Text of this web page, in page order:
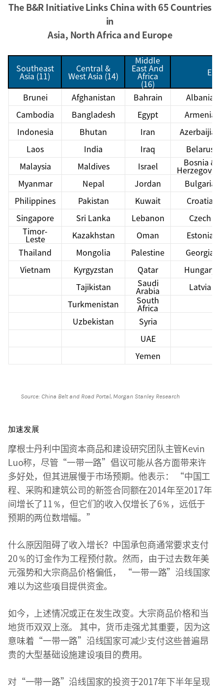
The B&R Initiative Links China with 65 Countries
in
Asia, North Africa and Europe
Southeast
Asia (11)
Central &
West Asia (14)
Middle
East And
Africa
(16)
Brunei Afghanistan Bahrain
Albania
Cambodia
Bangladesh Egypt
Armenia
Indonesia
Bhutan Iran
Azerbaijian
Laos
India Iraq
Belarus
Malaysia
Maldives Israel Bosnia &
Myanmar
Nepal Jordan
Bulgaria
Philippines
Pakistan Kuwait
Croatia
Singapore
Sri Lanka Lebanon
Czech
Timor-
Leste Kazakhstan Oman
Estonia
Thailand
Mongolia Palestine
Georgia
Vietnam
Kyrgyzstan Qatar
Hungary
Tajikistan
Saudi
Arabia
Latvia
Turkmenistan
South
Africa
Uzbekistan
Syria
UAE
Yemen
Source: China Belt and Road Portal, Morgan Stanley Research
加速发展
摩根士丹利中国资本商品和建设研究团队主管Kevin
Luo称，尽管“一带一路”倡议可能从各方面带来许
多好处，但其进展慢于市场预期。他表示： “中国工
程、采购和建筑公司的新签合同额在2014年至2017年
间增长了11％，但它们的收入仅增长了6％，远低于
预期的两位数增幅。”
什么原因阻碍了收入增长？中国承包商通常要求支付
20％的订金作为工程预付款。然而，由于过去数年美
元强势和大宗商品价格偏低， “一带一路”沿线国家
难以为这些项目提供资金。
如今，上述情况或正在发生改变。大宗商品价格和当
地货币双双上涨。 其中，货币走强尤其重要，因为这
意味着“一带一路”沿线国家可减少支付这些普遍昂
贵的大型基础设施建设项目的费用。
对“一带一路”沿线国家的投资于2017年下半年呈现